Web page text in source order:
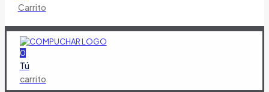
Carrito
0
Tú
carrito